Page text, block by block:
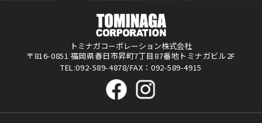
トミナガコーポレーション株式会社
〒816-0851 福岡県春日市昇町7丁目87番地トミナガビル2F
TEL:092-589-4878/FAX：092-589-4915